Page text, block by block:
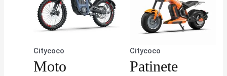
Citycoco
Moto
Citycoco
Patinete